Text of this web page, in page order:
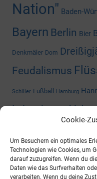
Cookie-
Um Besuchern ein optimales
Technologien wie Cookies, um
darauf zuzugreifen. Wenn du
Daten wie das Surfverhalten
verarbeiten. Wenn du deine
Nation" Baden-
Bayern Berlin Bier
Denkmäler Dom
Feudalismus
Schiller Fußball Hamburg
Industriegeschichte
Nazizeit
Westfalen Preußen
Sachsen-Anhalt